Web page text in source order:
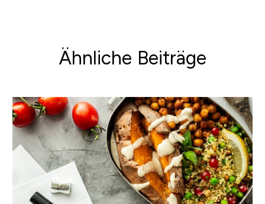
Ähnliche Beiträge